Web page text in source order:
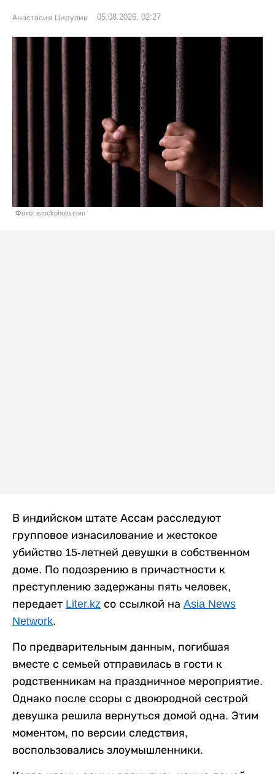
Анастасия Цирулик 05.08.2026, 02:27
Фото: istockphoto.com
В индийском штате Ассам расследуют
групповое изнасилование и жестокое
убийство 15-летней девушки в собственном
доме. По подозрению в причастности к
преступлению задержаны пять человек,
передает Liter.kz со ссылкой на Asia News
Network.
По предварительным данным, погибшая
вместе с семьей отправилась в гости к
родственникам на праздничное мероприятие.
Однако после ссоры с двоюродной сестрой
девушка решила вернуться домой одна. Этим
моментом, по версии следствия,
воспользовались злоумышленники.